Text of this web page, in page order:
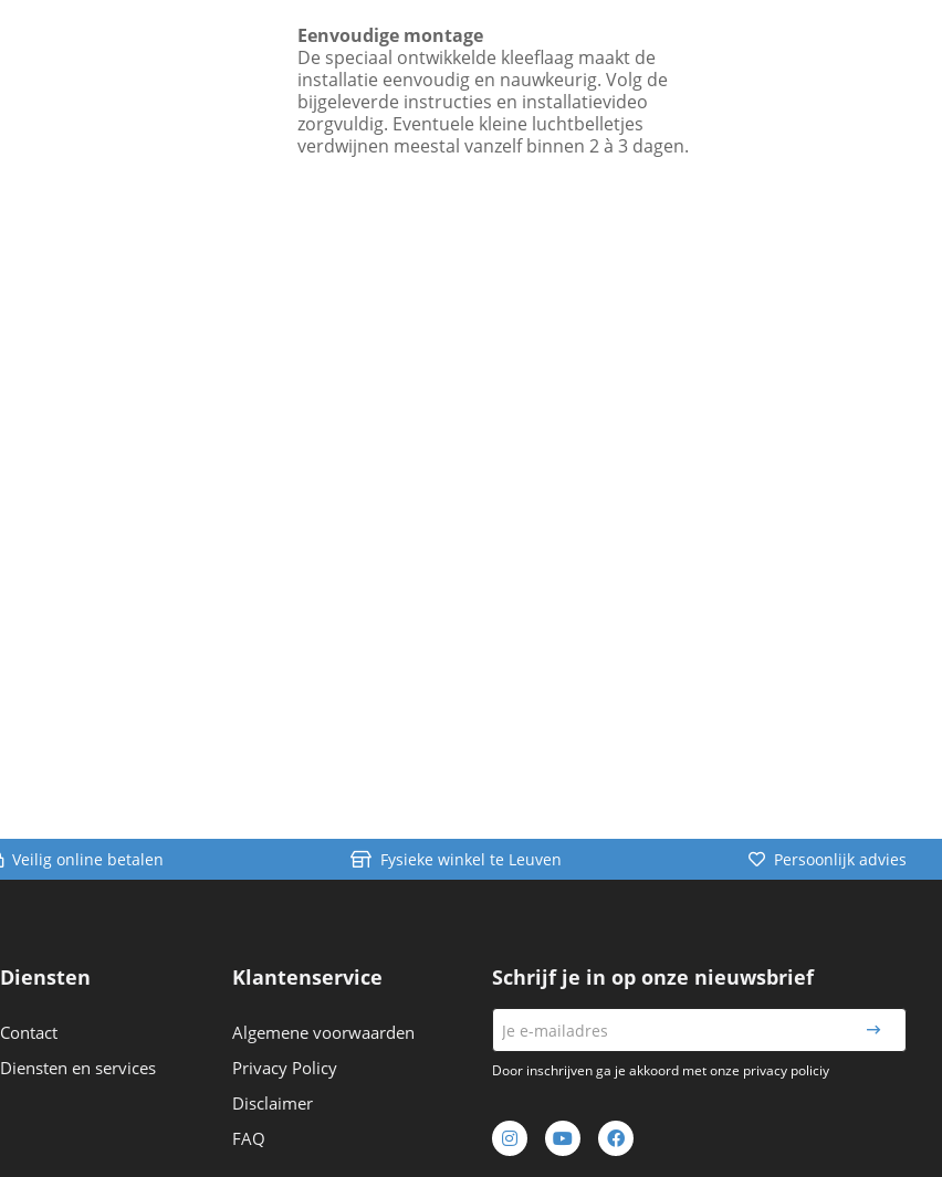
Eenvoudige montage
De speciaal ontwikkelde kleeflaag maakt de
installatie eenvoudig en nauwkeurig. Volg de
bijgeleverde instructies en installatievideo
zorgvuldig. Eventuele kleine luchtbelletjes
verdwijnen meestal vanzelf binnen 2 à 3 dagen.
Veilig online betalen Fysieke winkel te Leuven Persoonlijk advies
Diensten
Contact
Diensten en services
Klantenservice
Algemene voorwaarden
Privacy Policy
Disclaimer
FAQ
Schrijf je in op onze nieuwsbrief
Door inschrijven ga je akkoord met onze privacy policiy